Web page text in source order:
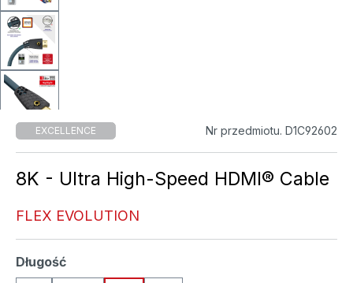
EXCELLENCE Nr przedmiotu. D1C92602
8K - Ultra High-Speed HDMI® Cable
FLEX EVOLUTION
Wybierz
Długość